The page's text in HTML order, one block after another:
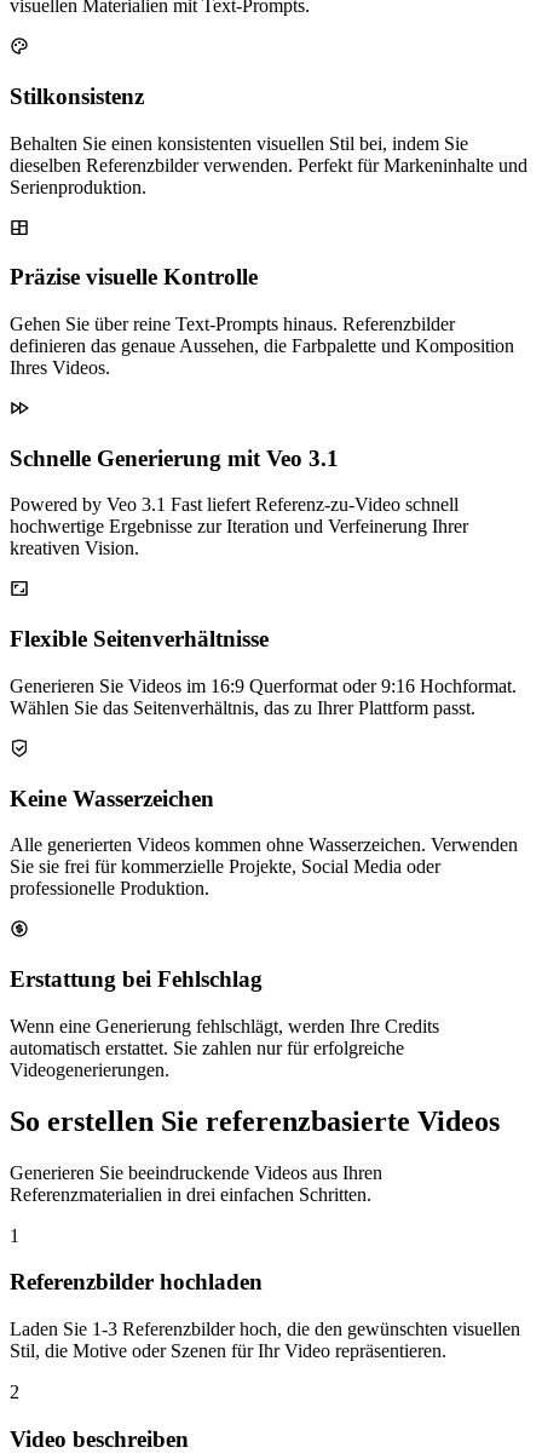
visuellen Materialien mit Text-Prompts.
Stilkonsistenz
Behalten Sie einen konsistenten visuellen Stil bei, indem Sie
dieselben Referenzbilder verwenden. Perfekt für Markeninhalte und
Serienproduktion.
Präzise visuelle Kontrolle
Gehen Sie über reine Text-Prompts hinaus. Referenzbilder
definieren das genaue Aussehen, die Farbpalette und Komposition
Ihres Videos.
Schnelle Generierung mit Veo 3.1
Powered by Veo 3.1 Fast liefert Referenz-zu-Video schnell
hochwertige Ergebnisse zur Iteration und Verfeinerung Ihrer
kreativen Vision.
Flexible Seitenverhältnisse
Generieren Sie Videos im 16:9 Querformat oder 9:16 Hochformat.
Wählen Sie das Seitenverhältnis, das zu Ihrer Plattform passt.
Keine Wasserzeichen
Alle generierten Videos kommen ohne Wasserzeichen. Verwenden
Sie sie frei für kommerzielle Projekte, Social Media oder
professionelle Produktion.
Erstattung bei Fehlschlag
Wenn eine Generierung fehlschlägt, werden Ihre Credits
automatisch erstattet. Sie zahlen nur für erfolgreiche
Videogenerierungen.
So erstellen Sie referenzbasierte Videos
Generieren Sie beeindruckende Videos aus Ihren
Referenzmaterialien in drei einfachen Schritten.
1
Referenzbilder hochladen
Laden Sie 1-3 Referenzbilder hoch, die den gewünschten visuellen
Stil, die Motive oder Szenen für Ihr Video repräsentieren.
2
Video beschreiben